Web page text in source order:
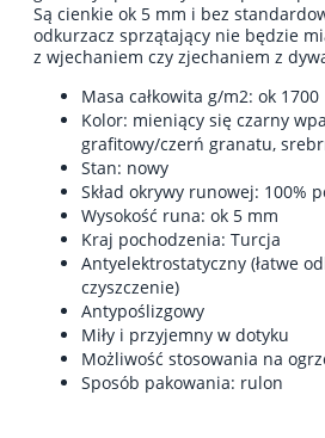
Są cienkie ok 5 mm i bez
odkurzacz sprzątający nie będzie
z wjechaniem czy zjechaniem z
Masa całkowita g/m2: ok 1700
Kolor: mieniący się czarny
grafitowy/czerń granatu,
Stan: nowy
Skład okrywy runowej: 100%
Wysokość runa: ok 5 mm
Kraj pochodzenia: Turcja
Antyelektrostatyczny (łatwe
czyszczenie)
Antypoślizgowy
Miły i przyjemny w dotyku
Możliwość stosowania na
Sposób pakowania: rulon